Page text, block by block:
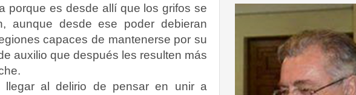
porque es desde allí que los grifos se
aunque desde ese poder debieran
capaces de mantenerse por su
auxilio que después les resulten más
llegar al delirio de pensar en unir a